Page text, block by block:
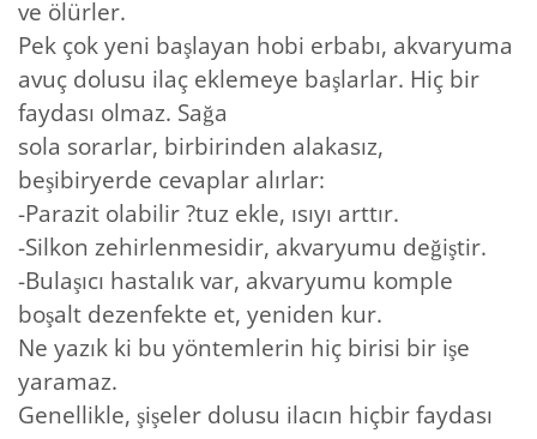
ve ölürler.
Pek çok yeni başlayan hobi erbabı, akvaryuma
avuç dolusu ilaç eklemeye başlarlar. Hiç bir
faydası olmaz. Sağa
sola sorarlar, birbirinden alakasız,
beşibiryerde cevaplar alırlar:
-Parazit olabilir ?tuz ekle, ısıyı arttır.
-Silkon zehirlenmesidir, akvaryumu değiştir.
-Bulaşıcı hastalık var, akvaryumu komple
boşalt dezenfekte et, yeniden kur.
Ne yazık ki bu yöntemlerin hiç birisi bir işe
yaramaz.
Genellikle, şişeler dolusu ilacın hiçbir faydası